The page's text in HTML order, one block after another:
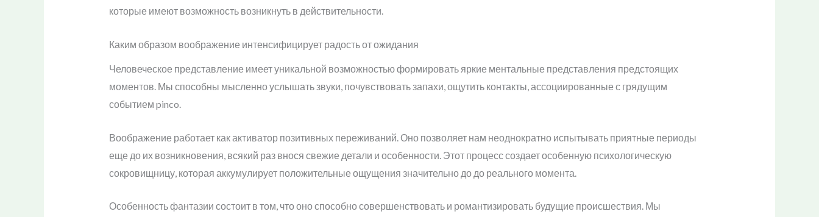
которые имеют возможность возникнуть в действительности.
Каким образом воображение интенсифицирует радость от ожидания
Человеческое представление имеет уникальной возможностью формировать яркие ментальные представления предстоящих
моментов. Мы способны мысленно услышать звуки, почувствовать запахи, ощутить контакты, ассоциированные с грядущим
событием pinco.
Воображение работает как активатор позитивных переживаний. Оно позволяет нам неоднократно испытывать приятные периоды
еще до их возникновения, всякий раз внося свежие детали и особенности. Этот процесс создает особенную психологическую
сокровищницу, которая аккумулирует положительные ощущения значительно до до реального момента.
Особенность фантазии состоит в том, что оно способно совершенствовать и романтизировать будущие происшествия. Мы